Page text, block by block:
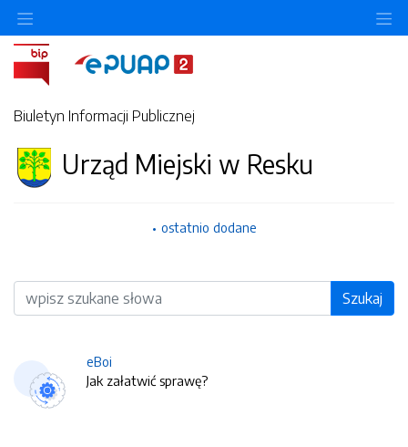
Biuletyn Informacji Publicznej
Urząd Miejski w Resku
ostatnio dodane
Wyszukiwarka Szukaj
eBoi
Jak załatwić sprawę?